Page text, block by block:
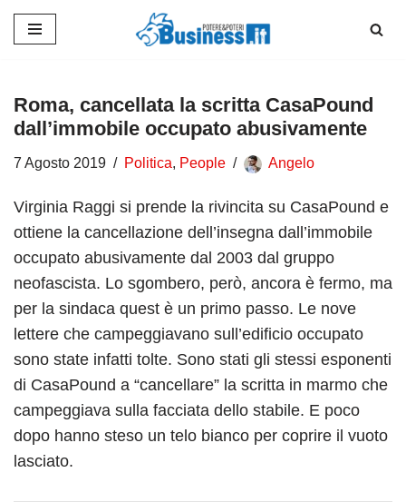
contenuto
Roma, cancellata la scritta CasaPound
dall’immobile occupato abusivamente
7 Agosto 2019 Politica, People Angelo
Virginia Raggi si prende la rivincita su CasaPound e
ottiene la cancellazione dell’insegna dall’immobile
occupato abusivamente dal 2003 dal gruppo
neofascista. Lo sgombero, però, ancora è fermo, ma
per la sindaca quest è un primo passo. Le nove
lettere che campeggiavano sull’edificio occupato
sono state infatti tolte. Sono stati gli stessi esponenti
di CasaPound a “cancellare” la scritta in marmo che
campeggiava sulla facciata dello stabile. E poco
dopo hanno steso un telo bianco per coprire il vuoto
lasciato.